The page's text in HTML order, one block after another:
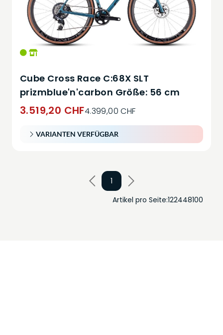
Cube Cross Race C:68X SLT
prizmblue'n'carbon Größe: 56 cm
3.519,20 CHF4.399,00 CHF
VARIANTEN VERFÜGBAR
1
Artikel pro Seite:122448100